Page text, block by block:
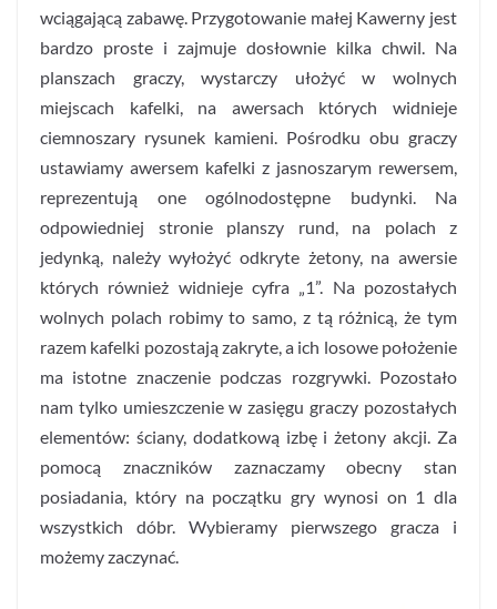
wciągającą zabawę. Przygotowanie małej Kawerny jest
bardzo proste i zajmuje dosłownie kilka chwil. Na
planszach graczy, wystarczy ułożyć w wolnych
miejscach kafelki, na awersach których widnieje
ciemnoszary rysunek kamieni. Pośrodku obu graczy
ustawiamy awersem kafelki z jasnoszarym rewersem,
reprezentują one ogólnodostępne budynki. Na
odpowiedniej stronie planszy rund, na polach z
jedynką, należy wyłożyć odkryte żetony, na awersie
których również widnieje cyfra „1”. Na pozostałych
wolnych polach robimy to samo, z tą różnicą, że tym
razem kafelki pozostają zakryte, a ich losowe położenie
ma istotne znaczenie podczas rozgrywki. Pozostało
nam tylko umieszczenie w zasięgu graczy pozostałych
elementów: ściany, dodatkową izbę i żetony akcji. Za
pomocą znaczników zaznaczamy obecny stan
posiadania, który na początku gry wynosi on 1 dla
wszystkich dóbr. Wybieramy pierwszego gracza i
możemy zaczynać.